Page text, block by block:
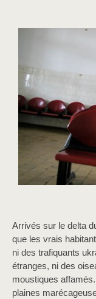
Arrivés sur le delta
que les vrais
ni des trafiquants
étranges, ni des
moustiques
plaines